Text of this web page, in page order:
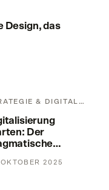
Design, das
STRATEGIE & DIGITALISIERUNG
Der
2025